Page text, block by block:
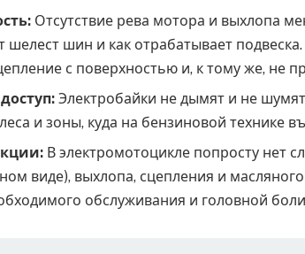
Отсутствие рева мотора и выхлопа
шелест шин и как отрабатывает
с поверхностью и, к тому же, не
Электробайки не дымят и не
и зоны, куда на бензиновой технике
В электромотоцикле попросту нет
виде), выхлопа, сцепления и
обслуживания и головной